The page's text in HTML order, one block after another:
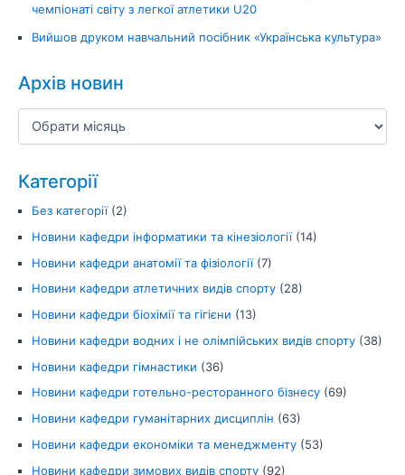
чемпіонаті світу з легкої атлетики U20
Вийшов друком навчальний посібник «Українська культура»
Архів новин
Категорії
Без категорії(2)
Новини кафедри інформатики та кінезіології(14)
Новини кафедри анатомії та фізіології(7)
Новини кафедри атлетичних видів спорту (28)
Новини кафедри біохімії та гігієни (13)
Новини кафедри водних і не олімпійських видів спорту (38)
Новини кафедри гімнастики (36)
Новини кафедри готельно-ресторанного бізнесу (69)
Новини кафедри гуманітарних дисциплін (63)
Новини кафедри економіки та менеджменту (53)
Новини кафедри зимових видів спорту (92)